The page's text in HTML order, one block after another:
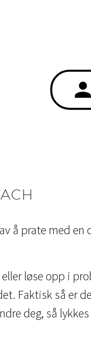

å prate med
løse opp i
Faktisk så er
deg, så